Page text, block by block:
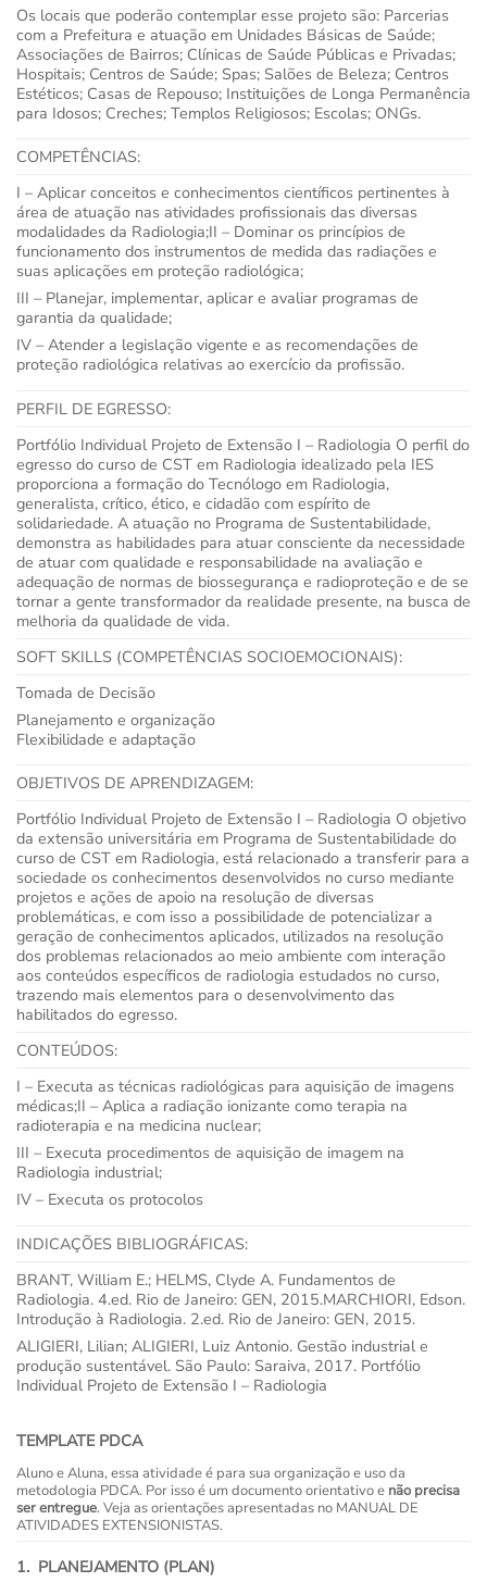
Os locais que poderão contemplar esse projeto são: Parcerias
com a Prefeitura e atuação em Unidades Básicas de Saúde;
Associações de Bairros; Clínicas de Saúde Públicas e Privadas;
Hospitais; Centros de Saúde; Spas; Salões de Beleza; Centros
Estéticos; Casas de Repouso; Instituições de Longa Permanência
para Idosos; Creches; Templos Religiosos; Escolas; ONGs.
COMPETÊNCIAS:
I – Aplicar conceitos e conhecimentos científicos pertinentes à
área de atuação nas atividades profissionais das diversas
modalidades da Radiologia;II – Dominar os princípios de
funcionamento dos instrumentos de medida das radiações e
suas aplicações em proteção radiológica;
III – Planejar, implementar, aplicar e avaliar programas de
garantia da qualidade;
IV – Atender a legislação vigente e as recomendações de
proteção radiológica relativas ao exercício da profissão.
PERFIL DE EGRESSO:
Portfólio Individual Projeto de Extensão I – Radiologia O perfil do
egresso do curso de CST em Radiologia idealizado pela IES
proporciona a formação do Tecnólogo em Radiologia,
generalista, crítico, ético, e cidadão com espírito de
solidariedade. A atuação no Programa de Sustentabilidade,
demonstra as habilidades para atuar consciente da necessidade
de atuar com qualidade e responsabilidade na avaliação e
adequação de normas de biossegurança e radioproteção e de se
tornar a gente transformador da realidade presente, na busca de
melhoria da qualidade de vida.
SOFT SKILLS (COMPETÊNCIAS SOCIOEMOCIONAIS):
Tomada de Decisão
Planejamento e organização
Flexibilidade e adaptação
OBJETIVOS DE APRENDIZAGEM:
Portfólio Individual Projeto de Extensão I – Radiologia O objetivo
da extensão universitária em Programa de Sustentabilidade do
curso de CST em Radiologia, está relacionado a transferir para a
sociedade os conhecimentos desenvolvidos no curso mediante
projetos e ações de apoio na resolução de diversas
problemáticas, e com isso a possibilidade de potencializar a
geração de conhecimentos aplicados, utilizados na resolução
dos problemas relacionados ao meio ambiente com interação
aos conteúdos específicos de radiologia estudados no curso,
trazendo mais elementos para o desenvolvimento das
habilitados do egresso.
CONTEÚDOS:
I – Executa as técnicas radiológicas para aquisição de imagens
médicas;II – Aplica a radiação ionizante como terapia na
radioterapia e na medicina nuclear;
III – Executa procedimentos de aquisição de imagem na
Radiologia industrial;
IV – Executa os protocolos
INDICAÇÕES BIBLIOGRÁFICAS:
BRANT, William E.; HELMS, Clyde A. Fundamentos de
Radiologia. 4.ed. Rio de Janeiro: GEN, 2015.MARCHIORI, Edson.
Introdução à Radiologia. 2.ed. Rio de Janeiro: GEN, 2015.
ALIGIERI, Lilian; ALIGIERI, Luiz Antonio. Gestão industrial e
produção sustentável. São Paulo: Saraiva, 2017. Portfólio
Individual Projeto de Extensão I – Radiologia
TEMPLATE PDCA
Aluno e Aluna, essa atividade é para sua organização e uso da
metodologia PDCA. Por isso é um documento orientativo e não precisa
ser entregue. Veja as orientações apresentadas no MANUAL DE
ATIVIDADES EXTENSIONISTAS.
1. PLANEJAMENTO (PLAN)